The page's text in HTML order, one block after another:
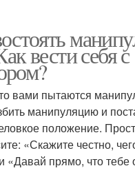
вести себя с
вами пытаются
манипуляцию и
положение.
«Скажите честно,
«Давай прямо, что тебе